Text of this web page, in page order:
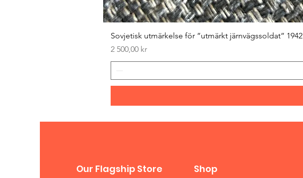
Sovjetisk utmärkelse för ”utmärkt järnvägssoldat” 1942
Pris
2 500,00 kr
Our Flagship Store Shop